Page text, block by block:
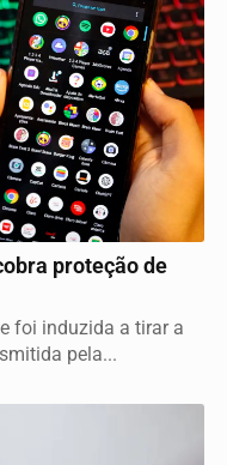
proteção de
foi induzida a tirar a
pela...